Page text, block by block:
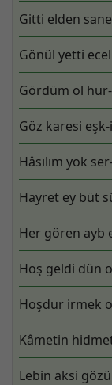
Gitti elden
Gönül yetti
Gördüm ol
Göz karesi
Hâsılım yok
Hayret ey büt
Her gören ayb
Hoş geldi dün
Hoşdur irmek
Kâmetin
Lebin aksi